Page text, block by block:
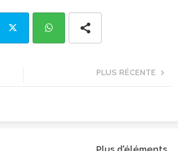
PLUS RÉCENTE